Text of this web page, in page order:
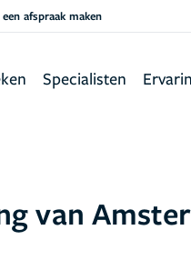
afspraak maken
Specialisten
van